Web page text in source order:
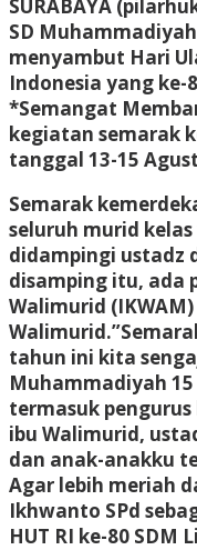
SURABAYA
SD
menyambut Hari
Indonesia yang
*Semangat
kegiatan semarak
tanggal 13-15
Semarak
seluruh murid kelas
didampingi ustadz
disamping itu, ada
Walimurid
tahun ini kita
Muhammadiyah
termasuk
ibu Walimurid,
dan anak-anakku
Agar lebih meriah
Ikhwanto SPd
HUT RI ke-80 SDM